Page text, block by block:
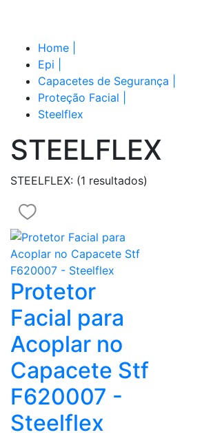
Home
Epi
Capacetes de Segurança
Proteção Facial
Steelflex
STEELFLEX
STEELFLEX: (1 resultados)
Protetor
Facial para
Acoplar no
Capacete Stf
F620007 -
Steelflex